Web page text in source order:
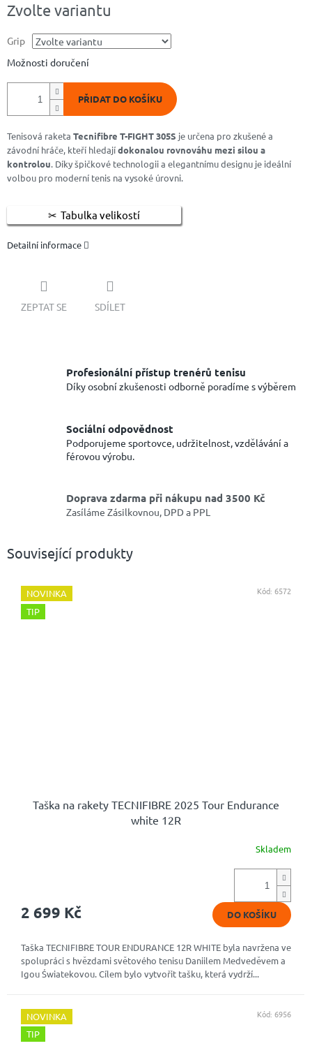
cena:
Zvolte variantu
Grip
Možnosti doručení
PŘIDAT DO KOŠÍKU
Tenisová raketa Tecnifibre T-FIGHT 305S je určena pro zkušené a
závodní hráče, kteří hledajídokonalou rovnováhu mezi silou a
kontrolou. Díky špičkové technologii a elegantnímu designu je ideální
volbou pro moderní tenis na vysoké úrovni.
Tabulka velikostí
Detailní informace
ZEPTAT SE SDÍLET
Profesionální přístup trenérů tenisu
Díky osobní zkušenosti odborně poradíme s výběrem
Sociální odpovědnost
Podporujeme sportovce, udržitelnost, vzdělávání a
férovou výrobu.
Doprava zdarma při nákupu nad 3500 Kč
Zasíláme Zásilkovnou, DPD a PPL
Související produkty
NOVINKA
TIP
Taška na rakety TECNIFIBRE 2025 Tour Endurance
white 12R
Skladem
2 699 Kč DO KOŠÍKU
Taška TECNIFIBRE TOUR ENDURANCE 12R WHITE byla navržena ve
spolupráci s hvězdami světového tenisu Daniilem Medveděvem a
Igou Światekovou. Cílem bylo vytvořit tašku, která vydrží...
Kód: 6572
NOVINKA
TIP
Kód: 6956